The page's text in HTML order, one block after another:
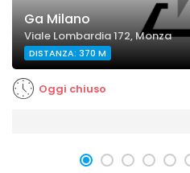
Ga Milano
Viale Lombardia 172, Monza
DISTANZA: 370 M
Oggi chiuso